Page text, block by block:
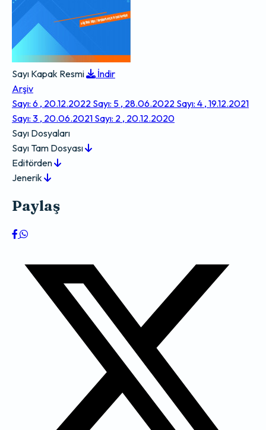
Sayı Kapak Resmi
İndir
Arşiv
Sayı: 6 , 20.12.2022 Sayı: 5 , 28.06.2022 Sayı: 4 , 19.12.2021
Sayı: 3 , 20.06.2021 Sayı: 2 , 20.12.2020
Sayı Dosyaları
Sayı Tam Dosyası
Editörden
Jenerik
Paylaş